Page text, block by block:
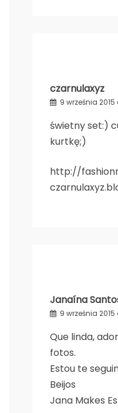
czarnulaxyz
9 września 2015
świetny set:)
kurtkę;)
http://
Janaína
9 września 2015
Que linda,
fotos.
Estou te
Beijos
Jana Makes